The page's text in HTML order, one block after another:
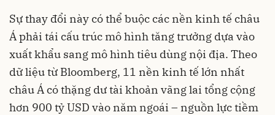
Sự thay đổi này có thể buộc các nền kinh tế châu
Á phải tái cấu trúc mô hình tăng trưởng dựa vào
xuất khẩu sang mô hình tiêu dùng nội địa. Theo
dữ liệu từ Bloomberg, 11 nền kinh tế lớn nhất
châu Á có thặng dư tài khoản vãng lai tổng cộng
hơn 900 tỷ USD vào năm ngoái – nguồn lực tiềm